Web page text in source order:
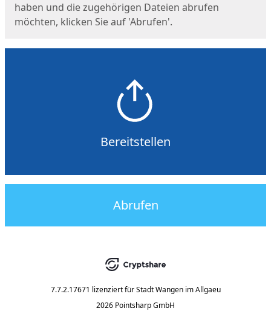
haben und die zugehörigen Dateien abrufen
möchten, klicken Sie auf 'Abrufen'.
Bereitstellen
Abrufen
7.7.2.17671 lizenziert für Stadt Wangen im Allgaeu
2026 Pointsharp GmbH